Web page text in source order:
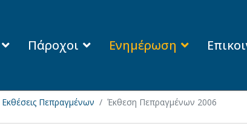
Πάροχοι Ενημέρωση
Εκθέσεις Πεπραγμένων Έκθεση Πεπραγμένων 2006